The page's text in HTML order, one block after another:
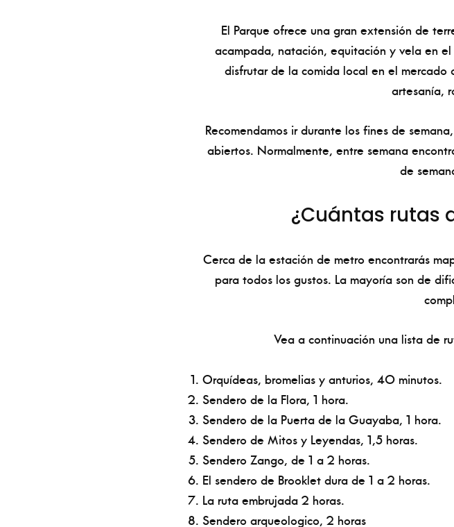
El Parque ofrece una gran extensión de
acampada, natación, equitación y vela en
disfrutar de la comida local en el
artesanía,
Recomendamos ir durante los fines de
abiertos. Normalmente, entre semana
de
¿Cuántas rutas
Cerca de la estación de metro encontrarás
para todos los gustos. La mayoría son de
Vea a continuación una lista de
Orquídeas, bromelias y anturios, 40 minutos.
Sendero de la Flora, 1 hora.
Sendero de la Puerta de la Guayaba, 1 hora.
Sendero de Mitos y Leyendas, 1,5 horas.
Sendero Zango, de 1 a 2 horas.
El sendero de Brooklet dura de 1 a 2 horas.
La ruta embrujada 2 horas.
Sendero arqueologico, 2 horas